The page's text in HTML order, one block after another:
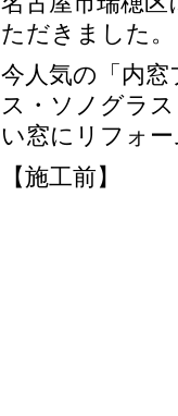
ただきました。
今人気の「内
ス・ソノグラ
い窓にリフォ
【施工前】